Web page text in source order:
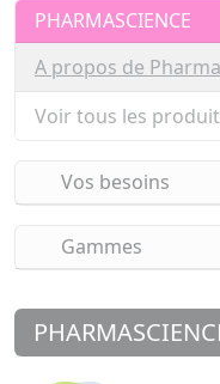
PHARMASCIENCE
A propos de
Voir tous les
Vos besoins
Gammes